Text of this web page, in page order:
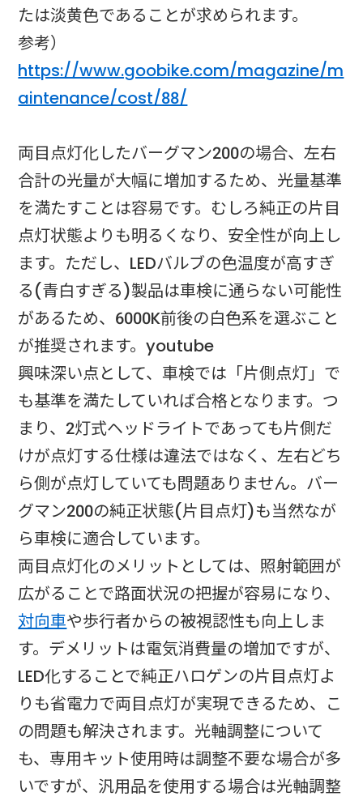
たは淡黄色であることが求められます。
参考）
https://www.goobike.com/magazine/m
aintenance/cost/88/
両目点灯化したバーグマン200の場合、左右
合計の光量が大幅に増加するため、光量基準
を満たすことは容易です。むしろ純正の片目
点灯状態よりも明るくなり、安全性が向上し
ます。ただし、LEDバルブの色温度が高すぎ
る(青白すぎる)製品は車検に通らない可能性
があるため、6000K前後の白色系を選ぶこと
が推奨されます。​youtube​
興味深い点として、車検では「片側点灯」で
も基準を満たしていれば合格となります。つ
まり、2灯式ヘッドライトであっても片側だ
けが点灯する仕様は違法ではなく、左右どち
ら側が点灯していても問題ありません。バー
グマン200の純正状態(片目点灯)も当然なが
ら車検に適合しています。​
両目点灯化のメリットとしては、照射範囲が
広がることで路面状況の把握が容易になり、
対向車や歩行者からの被視認性も向上しま
す。デメリットは電気消費量の増加ですが、
LED化することで純正ハロゲンの片目点灯よ
りも省電力で両目点灯が実現できるため、こ
の問題も解決されます。光軸調整について
も、専用キット使用時は調整不要な場合が多
いですが、汎用品を使用する場合は光軸調整